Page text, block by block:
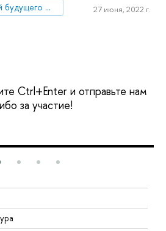
Кафедра исследований будущего ЮНЕСКО
27 июня, 2022 г.
Ctrl+Enter и отправьте нам
за участие!